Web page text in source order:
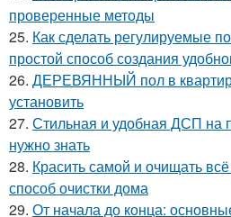
проверенные методы
25. Как сделать регулируемые
простой способ создания
26. ДЕРЕВЯННЫЙ пол в
установить
27. Стильная и удобная ДСП на
нужно знать
28. Красить самой и очищать
способ очистки дома
29. От начала до конца: